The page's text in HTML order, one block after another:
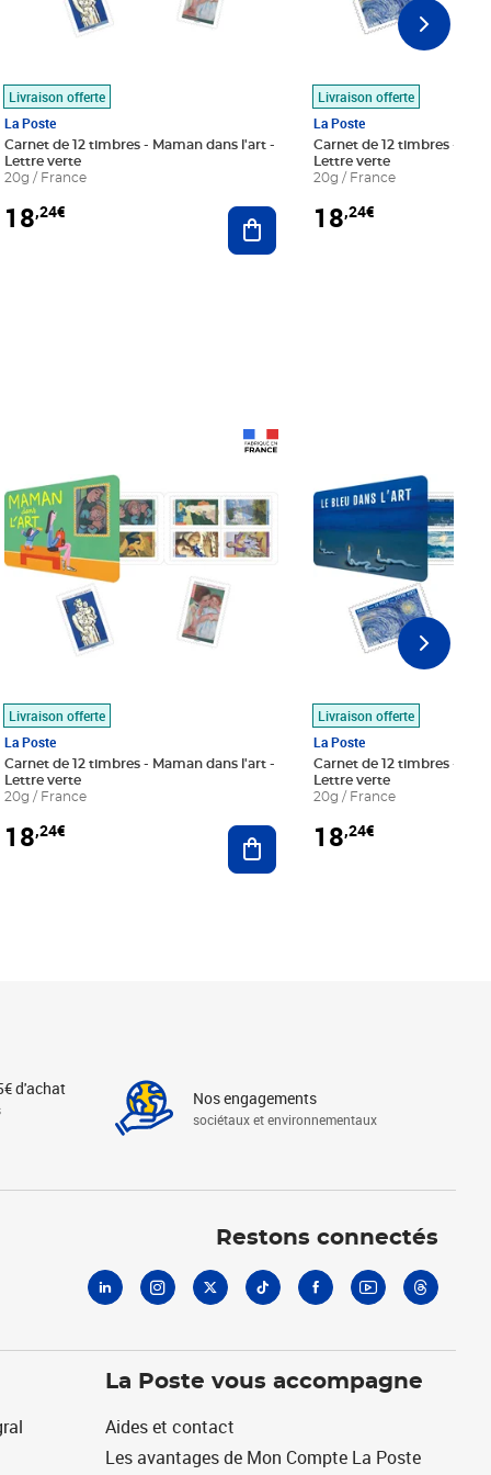
au panier
Livraison offerte
La Poste
Carnet de 12 timbres - Maman dans l'art -
Lettre verte
20g / France
18,24€ Ajouter au panier
Livraison offerte
La Poste
Carnet de 12 timbres - Le
Lettre verte
20g / France
18,24€
au panier
Livraison offerte
La Poste
Carnet de 12 timbres - Maman dans l'art -
Lettre verte
20g / France
18,24€ Ajouter au panier
Livraison offerte
La Poste
Carnet de 12 timbres - Le
Lettre verte
20g / France
18,24€
d'achat Nos engagements
sociétaux et environnementaux
Restons connectés
La Poste vous accompagne
Aides et contact
Les avantages de Mon Compte La Poste